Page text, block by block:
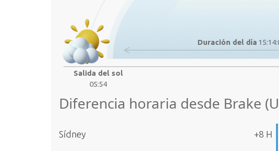
Duración del día
Salida del sol
05:54
Diferencia horaria desde Brake
Sídney +8 H